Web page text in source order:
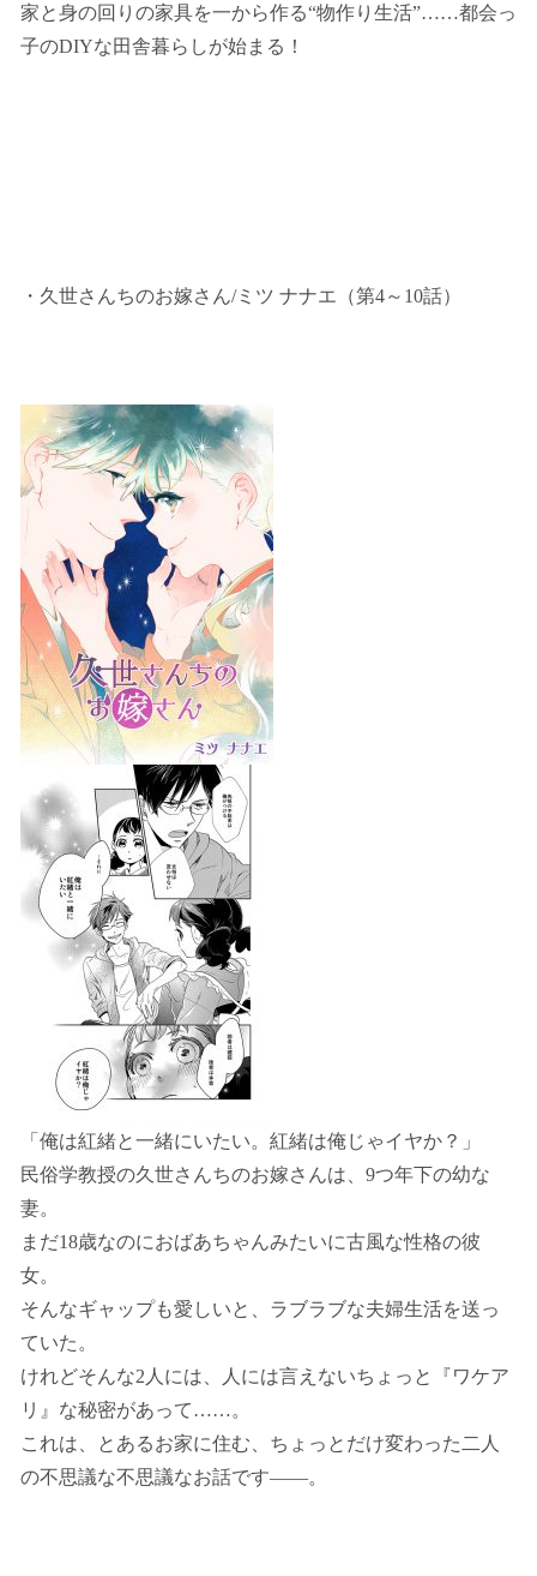
家と身の回りの家具を一から作る“物作り生活”……都会っ
子のDIYな田舎暮らしが始まる！
・久世さんちのお嫁さん/ミツ ナナエ（第4～10話）
「俺は紅緒と一緒にいたい。紅緒は俺じゃイヤか？」
民俗学教授の久世さんちのお嫁さんは、9つ年下の幼な
妻。
まだ18歳なのにおばあちゃんみたいに古風な性格の彼
女。
そんなギャップも愛しいと、ラブラブな夫婦生活を送っ
ていた。
けれどそんな2人には、人には言えないちょっと『ワケア
リ』な秘密があって……。
これは、とあるお家に住む、ちょっとだけ変わった二人
の不思議な不思議なお話です――。